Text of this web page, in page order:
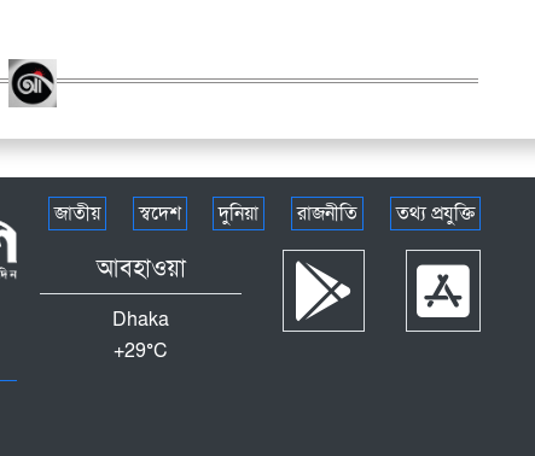
জাতীয় স্বদেশ দুনিয়া রাজনীতি তথ্য প্রযুক্তি
আবহাওয়া
Dhaka
+29°C